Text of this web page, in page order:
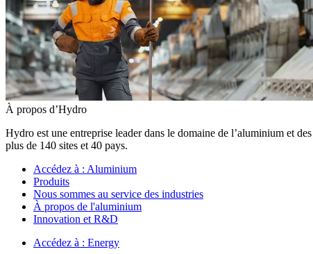
À propos d’Hydro
Hydro est une entreprise leader dans le domaine de l’aluminium et
plus de 140 sites et 40 pays.
Accédez à : Aluminium
Produits
Nous sommes au service des industries
À propos de l'aluminium
Innovation et R&D
Accédez à : Energy